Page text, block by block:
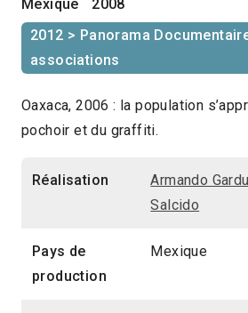
Mexique
2008
2012 > Panorama
associations
Oaxaca, 2006 : la population
pochoir et du graffiti.
Réalisation Armando
Salcido
Pays de
production
Mexique